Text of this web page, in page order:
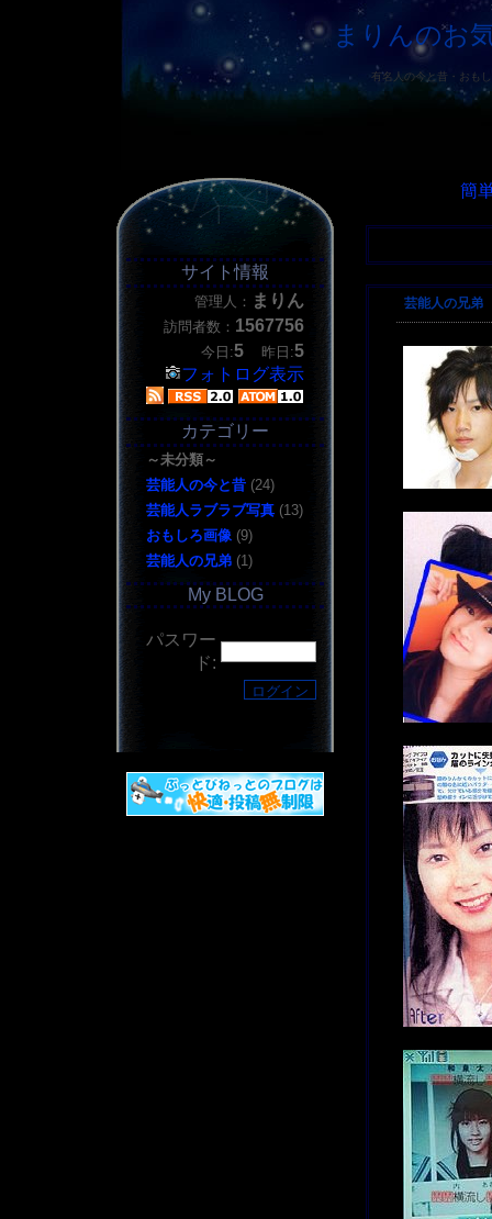
まりんのお
有名人の今と昔・おも
サイト情報
管理人： まりん
訪問者数： 1567756
今日:5 昨日:5
フォトログ表示
カテゴリー
～未分類～
芸能人の今と昔 (24)
芸能人ラブラブ写真 (13)
おもしろ画像 (9)
芸能人の兄弟 (1)
My BLOG
パスワー
ド:
簡
芸能人の兄弟